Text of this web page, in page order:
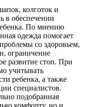
колготок и
в обеспечении
По мнению
одежда помогает
со здоровьем,
ограничение
развитие стоп. При
учитывать
ребенка, а также
специалистов.
подобранная
комфорту, но и